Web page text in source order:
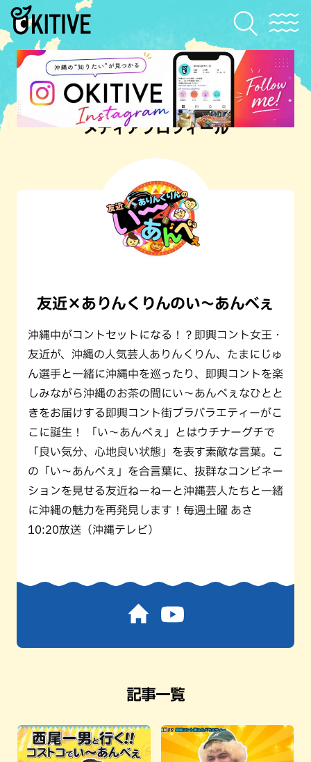
メディアプロフィール
友近×ありんくりんのい～あんべぇ
沖縄中がコントセットになる！？即興コント女王・
友近が、沖縄の人気芸人ありんくりん、たまにじゅ
ん選手と一緒に沖縄中を巡ったり、即興コントを楽
しみながら沖縄のお茶の間にい～あんべぇなひとと
きをお届けする即興コント街ブラバラエティーがこ
こに誕生！ 「い～あんべぇ」とはウチナーグチで
「良い気分、心地良い状態」を表す素敵な言葉。こ
の「い～あんべぇ」を合言葉に、抜群なコンビネー
ションを見せる友近ねーねーと沖縄芸人たちと一緒
に沖縄の魅力を再発見します！毎週土曜 あさ
10:20放送（沖縄テレビ）
記事一覧